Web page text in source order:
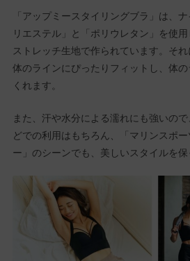
「アップミースタイリングブラ」は、
リエステル」と「ポリウレタン」を使
ストレッチ生地で作られています。それ
体のラインにぴったりフィットし、体
くれます。
また、汗や水分による濡れにも強いの
どでの利用はもちろん、「マリンスポ
ー」のシーンでも、美しいスタイルを保